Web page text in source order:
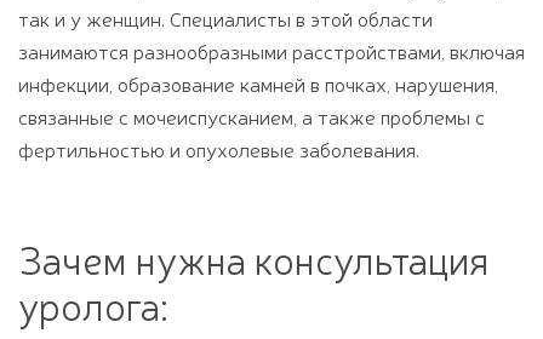
так и у женщин. Специалисты в этой области
занимаются разнообразными расстройствами, включая
инфекции, образование камней в почках, нарушения,
связанные с мочеиспусканием, а также проблемы с
фертильностью и опухолевые заболевания.
Зачем нужна консультация
уролога: